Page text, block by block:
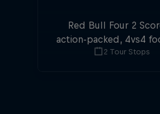
Red Bull Four 2
action-packed, 4vs4
Goals in the first and
2 Tour Stops